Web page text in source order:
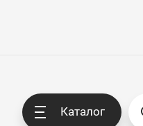
Каталог